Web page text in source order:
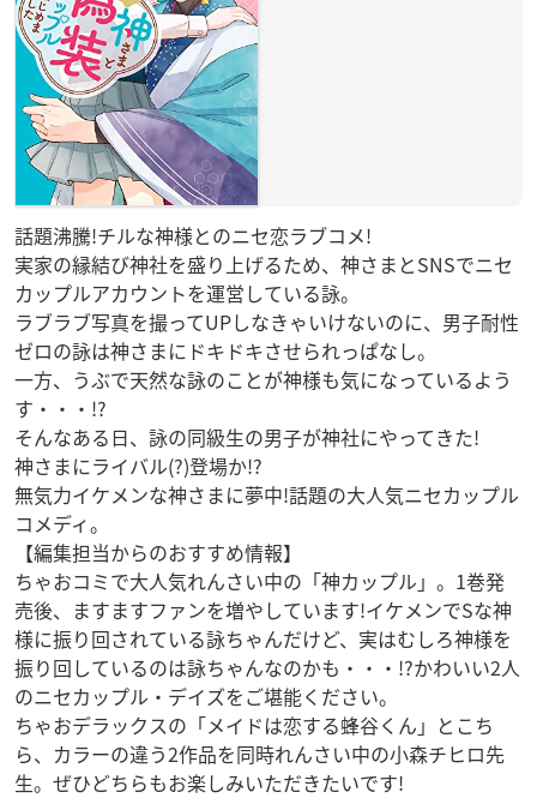
話題沸騰!チルな神様とのニセ恋ラブコメ!
実家の縁結び神社を盛り上げるため、神さまとSNSでニセ
カップルアカウントを運営している詠。
ラブラブ写真を撮ってUPしなきゃいけないのに、男子耐性
ゼロの詠は神さまにドキドキさせられっぱなし。
一方、うぶで天然な詠のことが神様も気になっているよう
す・・・!?
そんなある日、詠の同級生の男子が神社にやってきた!
神さまにライバル(?)登場か!?
無気力イケメンな神さまに夢中!話題の大人気ニセカップル
コメディ。
【編集担当からのおすすめ情報】
ちゃおコミで大人気れんさい中の「神カップル」。1巻発
売後、ますますファンを増やしています!イケメンでSな神
様に振り回されている詠ちゃんだけど、実はむしろ神様を
振り回しているのは詠ちゃんなのかも・・・!?かわいい2人
のニセカップル・デイズをご堪能ください。
ちゃおデラックスの「メイドは恋する蜂谷くん」とこち
ら、カラーの違う2作品を同時れんさい中の小森チヒロ先
生。ぜひどちらもお楽しみいただきたいです!